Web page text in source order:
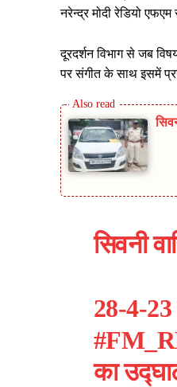
नरेन्द्र मोदी रेडियो
दूरदर्शन विभाग से जब
पर संगीत के साथ इसमें
सिवनी
28-4-23
का